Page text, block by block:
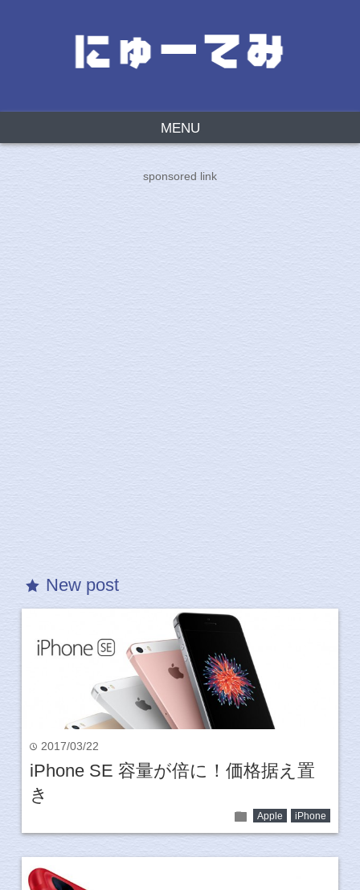
MENU
sponsored link
star New post
time 2017/03/22
iPhone SE 容量が倍に！価格据え置
き
folder Apple iPhone